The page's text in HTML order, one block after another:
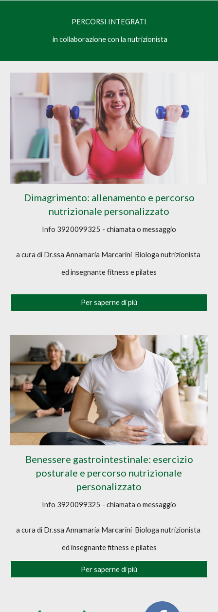
PERCORSI INTEGRATI
in collaborazione con la nutrizionista
Dimagrimento: allenamento e percorso
nutrizionale personalizzato
Info 3920099325 - chiamata o messaggio
a cura di Dr.ssa Annamaria Marcarini Biologa nutrizionista
ed insegnante fitness e pilates
Per saperne di più
Benessere gastrointestinale: esercizio
posturale e percorso nutrizionale
personalizzato
Info 3920099325 - chiamata o messaggio
a cura di Dr.ssa Annamaria Marcarini Biologa nutrizionista
ed insegnante fitness e pilates
Per saperne di più